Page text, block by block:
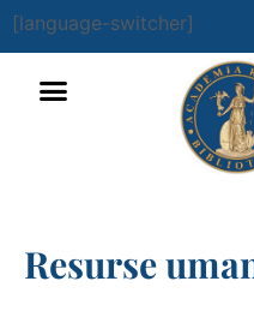
[language-switcher]
Resurse